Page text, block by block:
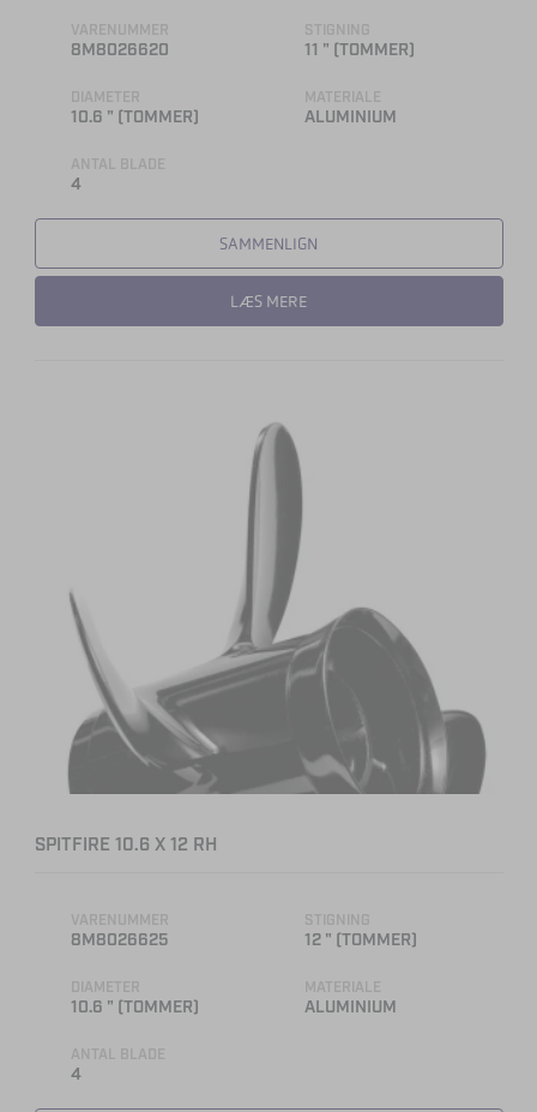
VARENUMMER
8M8026620
STIGNING
11 " (TOMMER)
DIAMETER
10.6 " (TOMMER)
MATERIALE
ALUMINIUM
ANTAL BLADE
4
SAMMENLIGN
LÆS MERE
SPITFIRE 10.6 X 12 RH
VARENUMMER
8M8026625
STIGNING
12 " (TOMMER)
DIAMETER
10.6 " (TOMMER)
MATERIALE
ALUMINIUM
ANTAL BLADE
4